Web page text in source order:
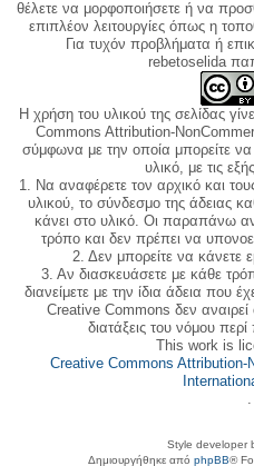
θέλετε να μορφοποιήσετε ή να
επιπλέον λειτουργίες όπως η
Για τυχόν προβλήματα ή
rebetoselida
Η χρήση του υλικού της σελίδας
Commons Attribution-
σύμφωνα με την οποία μπορείτε να
υλικό, με τις
1. Να αναφέρετε τον αρχικό και
υλικού, το σύνδεσμο της άδειας
κάνει στο υλικό. Οι παραπάνω
τρόπο και δεν πρέπει να
2. Δεν μπορείτε να κάνετε
3. Αν διασκευάσετε με κάθε
διανείμετε με την ίδια άδεια που
Creative Commons δεν αναιρεί
διατάξεις του νόμου περί
This work is
Creative Commons
.
Style developer
Δημιουργήθηκε από phpBB®